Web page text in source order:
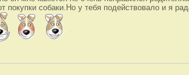
покупки собаки.Но у тебя подействовало и я